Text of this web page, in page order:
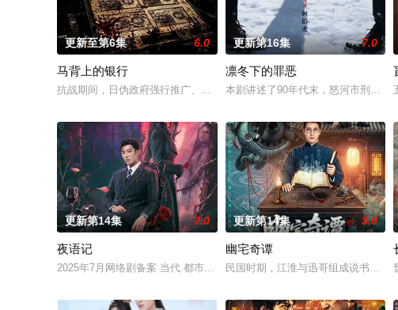
更新至第6集 6.0
马背上的银行
抗战期间，日伪政府强行推广、使用由“中国准备银行”发行的伪钞货币。
更新第16集 7.0
凛冬下的罪恶
本剧讲述了90年代末，怒河市刑侦支
更新第14集 7.0
夜语记
2025年7月网络剧备案 当代 都市 海南越酷文化传媒有限公司
更新第14集 3.0
幽宅奇谭
民国时期，江淮与迅哥组成说书班子